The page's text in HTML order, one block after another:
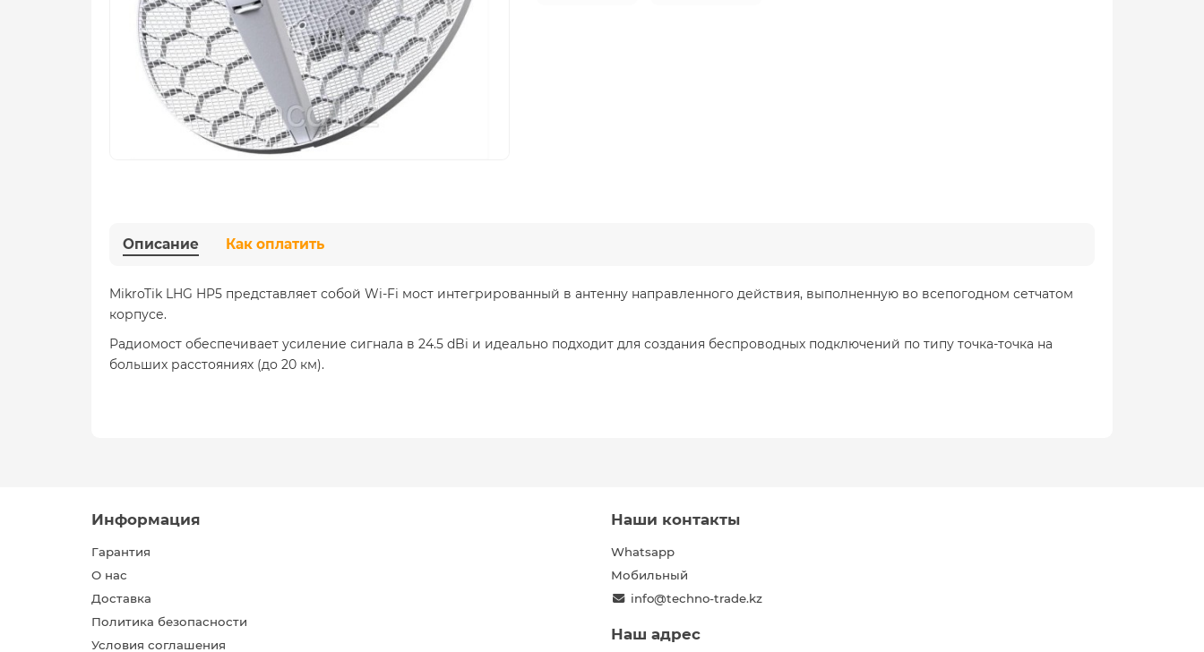
Описание Как оплатить
MikroTik LHG HP5 представляет собой Wi-Fi мост интегрированный в антенну направленного действия, выполненную во всепогодном сетчатом
корпусе.
Радиомост обеспечивает усиление сигнала в 24.5 dBi и идеально подходит для создания беспроводных подключений по типу точка-точка на
больших расстояниях (до 20 км).
Информация
Гарантия
О нас
Доставка
Политика безопасности
Условия соглашения
Наши контакты
Whatsapp
Мобильный
info@techno-trade.kz
Наш адрес